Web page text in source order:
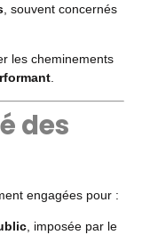
, souvent concernés
les cheminements
.
des
engagées pour :
, imposée par le